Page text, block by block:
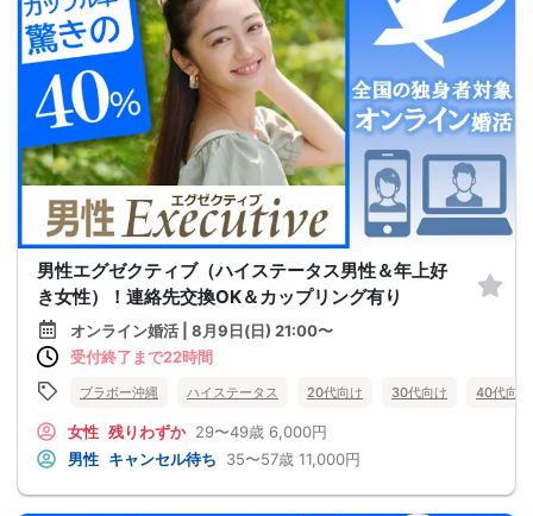
男性エグゼクティブ（ハイステータス男性＆年上好
き女性）！連絡先交換OK＆カップリング有り
オンライン婚活 | 8月9日(日) 21:00〜
受付終了まで22時間
ブラボー沖縄 ハイステータス 20代向け 30代向け 40代向け
女性 残りわずか 29〜49歳 6,000円
男性 キャンセル待ち 35〜57歳 11,000円